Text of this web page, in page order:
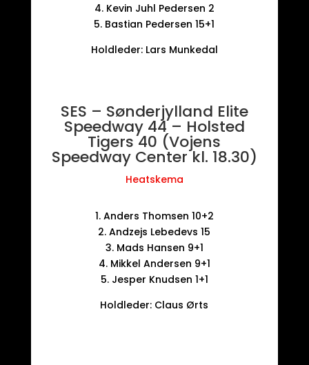
4. Kevin Juhl Pedersen 2
5. Bastian Pedersen 15+1
Holdleder: Lars Munkedal
SES – Sønderjylland Elite
Speedway 44 – Holsted
Tigers 40 (Vojens
Speedway Center kl. 18.30)
Heatskema
1. Anders Thomsen 10+2
2. Andzejs Lebedevs 15
3. Mads Hansen 9+1
4. Mikkel Andersen 9+1
5. Jesper Knudsen 1+1
Holdleder: Claus Ørts